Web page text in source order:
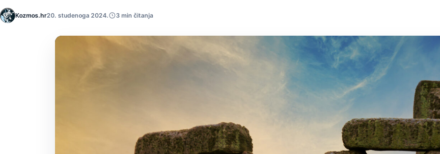
Kozmos.hr20. studenoga 2024. 3 min čitanja